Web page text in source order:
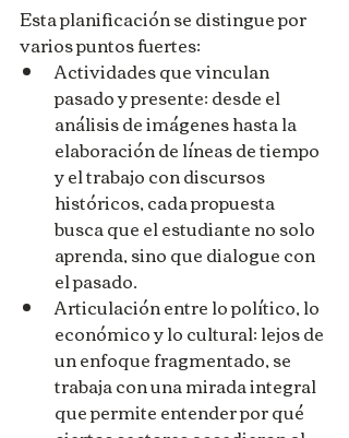
Esta planificación se distingue por
varios puntos fuertes:
Actividades que vinculan
pasado y presente: desde el
análisis de imágenes hasta la
elaboración de líneas de tiempo
y el trabajo con discursos
históricos, cada propuesta
busca que el estudiante no solo
aprenda, sino que dialogue con
el pasado.
Articulación entre lo político, lo
económico y lo cultural: lejos de
un enfoque fragmentado, se
trabaja con una mirada integral
que permite entender por qué